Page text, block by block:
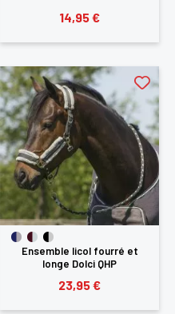
14,95 €
Ensemble licol fourré et
longe Dolci QHP
23,95 €